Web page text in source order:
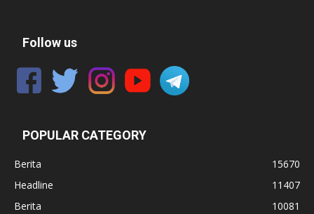
Follow us
POPULAR CATEGORY
Berita
15670
Headline
11407
Berita
10081